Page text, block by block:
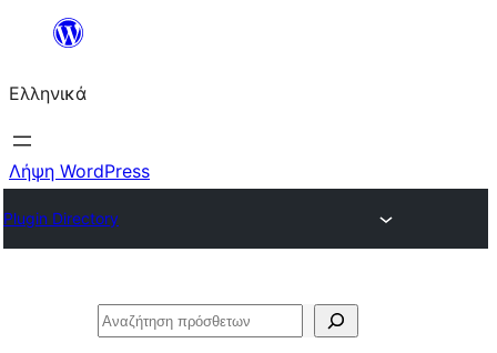
Μετάβαση
περιεχόμενο
Ελληνικά
Λήψη WordPress
Plugin Directory
Αναζήτηση